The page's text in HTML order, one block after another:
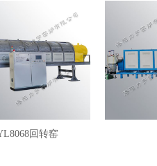
回转窑